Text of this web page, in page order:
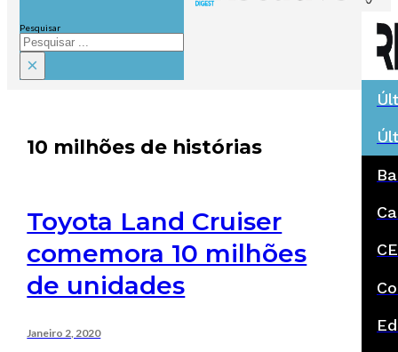
Pesquisar
×
10 milhões de histórias
Toyota Land Cruiser
comemora 10 milhões
de unidades
Janeiro 2, 2020